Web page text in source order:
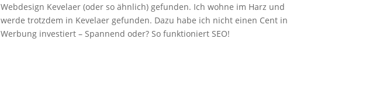
Webdesign Kevelaer (oder so ähnlich) gefunden. Ich wohne im Harz und
werde trotzdem in Kevelaer gefunden. Dazu habe ich nicht einen Cent in
Werbung investiert – Spannend oder? So funktioniert SEO!